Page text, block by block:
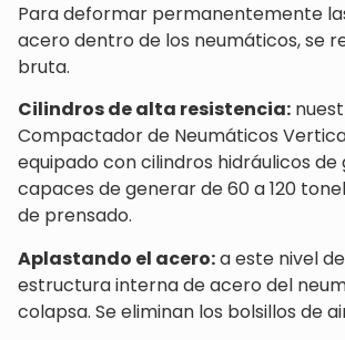
Para deformar permanentemente
acero dentro de los neumáticos, se
bruta.
Cilindros de alta resistencia:
Compactador de Neumáticos
equipado con cilindros hidráulicos
capaces de generar de 60 a 120
de prensado.
Aplastando el acero:a este nivel
estructura interna de acero del
colapsa. Se eliminan los bolsillos de